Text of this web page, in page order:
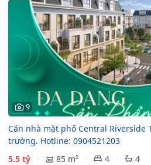
9
Căn nhà mặt phố Central Riverside
trường. Hotline: 0904521203
5.5 tỷ
85 m² 4
4